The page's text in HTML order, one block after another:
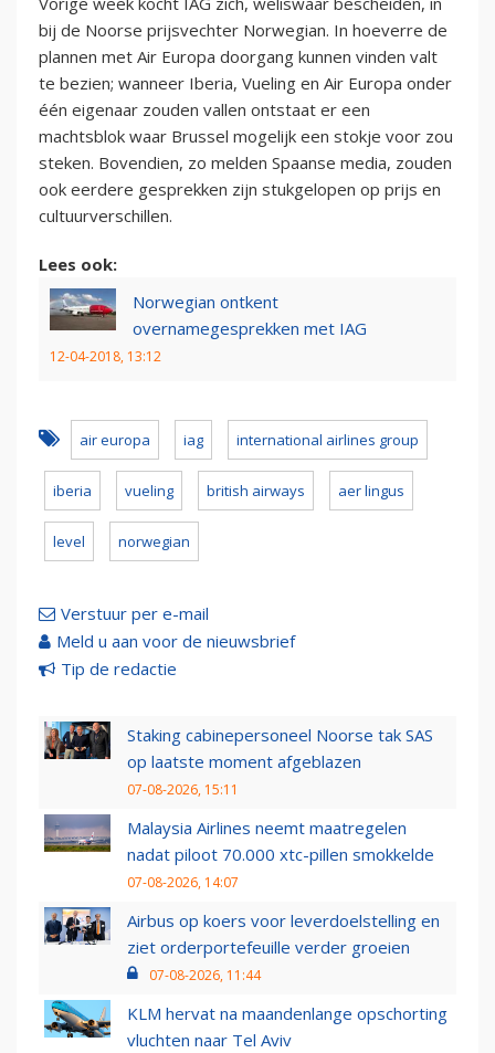
bij de Noorse prijsvechter Norwegian. In hoeverre de
plannen met Air Europa doorgang kunnen vinden valt
te bezien; wanneer Iberia, Vueling en Air Europa onder
één eigenaar zouden vallen ontstaat er een
machtsblok waar Brussel mogelijk een stokje voor zou
steken. Bovendien, zo melden Spaanse media, zouden
ook eerdere gesprekken zijn stukgelopen op prijs en
cultuurverschillen.
Lees ook:
Norwegian ontkent
overnamegesprekken met IAG
12-04-2018, 13:12
air europa iag international airlines group
iberia vueling british airways aer lingus
level norwegian
Verstuur per e-mail
Meld u aan voor de nieuwsbrief
Tip de redactie
Staking cabinepersoneel Noorse tak SAS
op laatste moment afgeblazen
07-08-2026, 15:11
Malaysia Airlines neemt maatregelen
nadat piloot 70.000 xtc-pillen smokkelde
07-08-2026, 14:07
Airbus op koers voor leverdoelstelling en
ziet orderportefeuille verder groeien
07-08-2026, 11:44
KLM hervat na maandenlange opschorting
vluchten naar Tel Aviv